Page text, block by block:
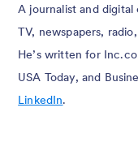
A journalist and
TV, newspapers,
He’s written for
USA Today, and
LinkedIn.